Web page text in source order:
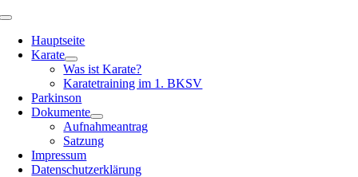
Zum
springen
Toggle
NavigationHauptseite
Karate
Was ist Karate?
Karatetraining im 1. BKSV
Parkinson
Dokumente
Aufnahmeantrag
Satzung
Impressum
Datenschutzerklärung